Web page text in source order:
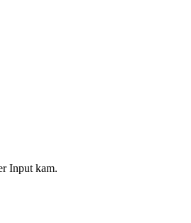
Input kam.